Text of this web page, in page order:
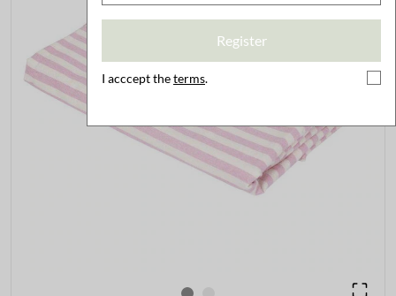
Register
I acccept theterms.